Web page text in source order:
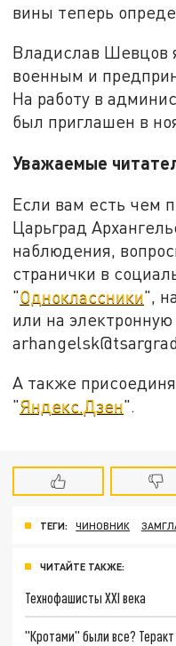
вины теперь
Владислав Шевцов
военным и
На работу в
был приглашен в
Уважаемые
Если вам есть чем
Царьград
наблюдения,
странички в
"Одноклассники",
или на электронную
А также
"Яндекс.Дзен".
ТЕГИ: ЧИНОВНИК
ЧИТАЙТЕ ТАКЖЕ:
Технофашисты XXI века
"Кротами" были все?